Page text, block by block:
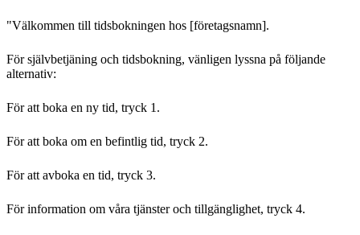
"Välkommen till tidsbokningen hos [företagsnamn].
För självbetjäning och tidsbokning, vänligen lyssna på följande
alternativ:
För att boka en ny tid, tryck 1.
För att boka om en befintlig tid, tryck 2.
För att avboka en tid, tryck 3.
För information om våra tjänster och tillgänglighet, tryck 4.